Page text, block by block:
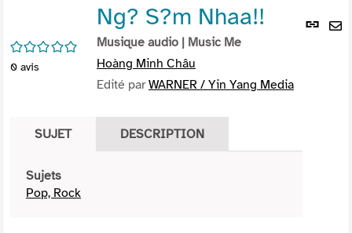
Lien
/5
0 avis
Ng? S?m Nhaa!!
Musique audio | Music Me
Hoàng Minh Châu
Edité parWARNER / Yin Yang Media
SUJET DESCRIPTION
Sujets
Pop, Rock